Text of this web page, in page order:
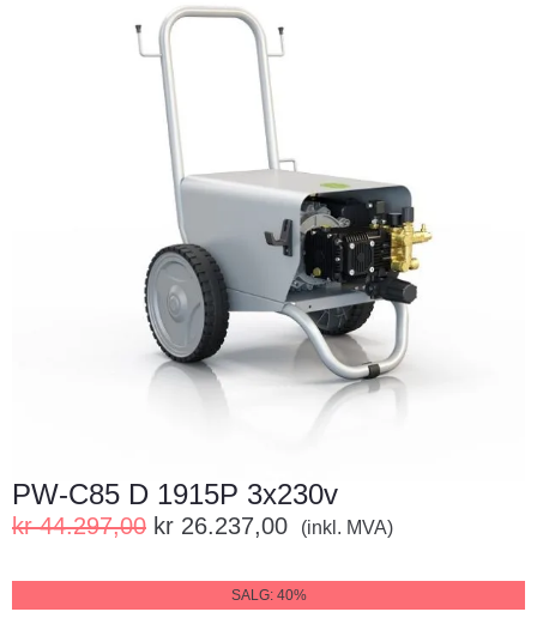
PW-C85 D 1915P 3x230v
kr44.297,00 kr 26.237,00 (inkl. MVA)
SALG: 40%